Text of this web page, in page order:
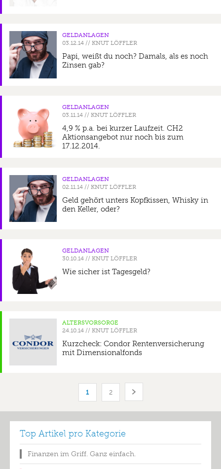
GELDANLAGEN
//KNUT LÖFFLER
Papi, weißt du noch? Damals, als es noch
Zinsen gab?
GELDANLAGEN
//KNUT LÖFFLER
4,9 % p.a. bei kurzer Laufzeit. CH2
Aktionsangebot nur noch bis zum
17.12.2014.
GELDANLAGEN
//KNUT LÖFFLER
Geld gehört unters Kopfkissen, Whisky in
den Keller, oder?
GELDANLAGEN
//KNUT LÖFFLER
Wie sicher ist Tagesgeld?
ALTERSVORSORGE
//KNUT LÖFFLER
Kurzcheck: Condor Rentenversicherung
mit Dimensionalfonds
1 2
Top Artikel pro Kategorie
Finanzen im Griff. Ganz einfach.